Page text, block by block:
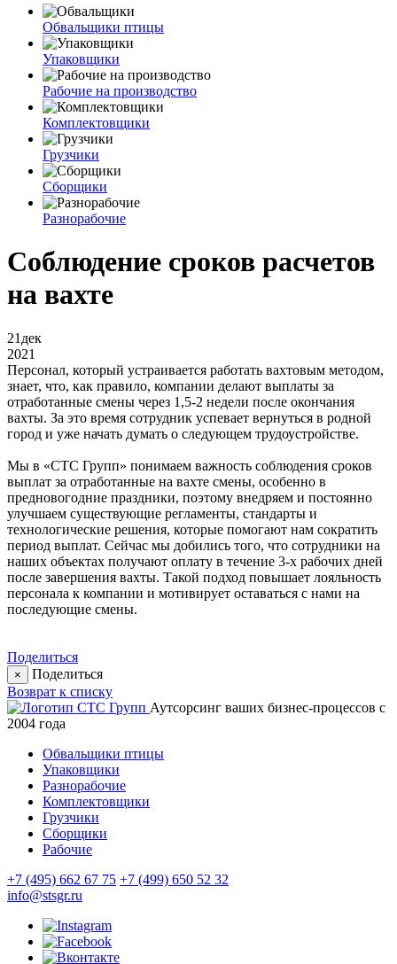
Обвальщики птицы
Упаковщики
Рабочие на производство
Комплектовщики
Грузчики
Сборщики
Разнорабочие
Соблюдение сроков расчетов
на вахте
21 дек
2021
Персонал, который устраивается работать вахтовым методом,
знает, что, как правило, компании делают выплаты за
отработанные смены через 1,5-2 недели после окончания
вахты. За это время сотрудник успевает вернуться в родной
город и уже начать думать о следующем трудоустройстве.
Мы в «СТС Групп» понимаем важность соблюдения сроков
выплат за отработанные на вахте смены, особенно в
предновогодние праздники, поэтому внедряем и постоянно
улучшаем существующие регламенты, стандарты и
технологические решения, которые помогают нам сократить
период выплат. Сейчас мы добились того, что сотрудники на
наших объектах получают оплату в течение 3-х рабочих дней
после завершения вахты. Такой подход повышает лояльность
персонала к компании и мотивирует оставаться с нами на
последующие смены.
Поделиться
×
Поделиться
Возврат к списку
Аутсорсинг ваших бизнес-процессов с
2004 года
Обвальщики птицы
Упаковщики
Разнорабочие
Комплектовщики
Грузчики
Сборщики
Рабочие
+7 (495) 662 67 75 +7 (499) 650 52 32
info@stsgr.ru